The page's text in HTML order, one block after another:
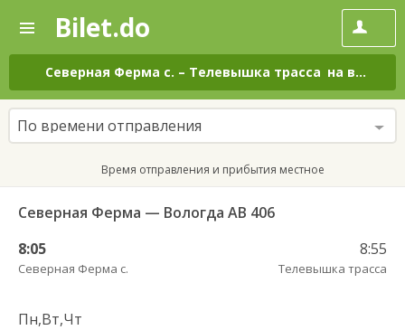
—
Поиск
и
покупка
билетов
на
автобус
онлайн
Bilet.do
Северная Ферма с. – Телевышка трасса на все дни
По времени отправления
Время отправления и прибытия местное
Северная Ферма — Вологда АВ 406
8:05
Северная Ферма с.
8:55
Телевышка трасса
Пн,Вт,Чт